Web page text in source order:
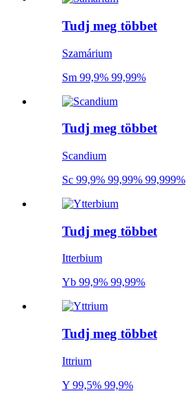
Tudj meg többet
Szamárium
Sm 99,9% 99,99%
Tudj meg többet
Scandium
Sc 99,9% 99,99% 99,999%
Tudj meg többet
Itterbium
Yb 99,9% 99,99%
Tudj meg többet
Ittrium
Y 99,5% 99,9%